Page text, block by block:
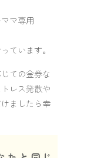
マ専用
ています。
ての金券な
レス発散や
ましたら幸